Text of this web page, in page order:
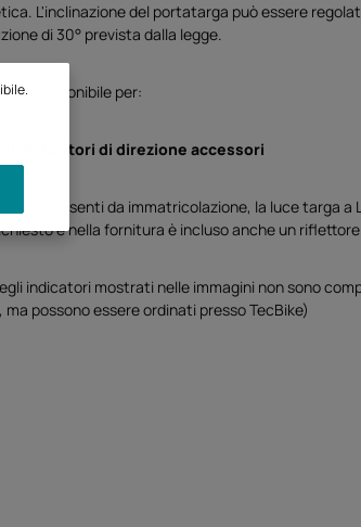
L'inclinazione del portatarga può essere
di 30° prevista dalla legge.
è disponibile per:
indicatori di direzione accessori
sono esenti da immatricolazione, la luce targa a
e nella fornitura è incluso anche un
indicatori mostrati nelle immagini non sono
possono essere ordinati presso TecBike)